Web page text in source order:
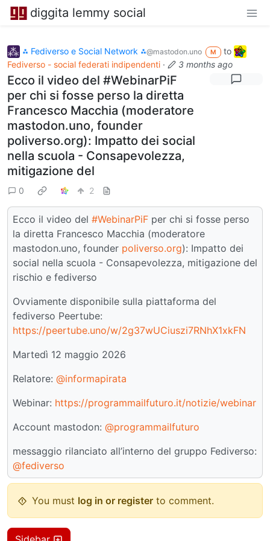
diggita lemmy social
⁂ Fediverso e Social Network ⁂@mastodon.uno M
to
Fediverso - social federati indipendenti · 3 months ago
Ecco il video del #WebinarPiF
per chi si fosse perso la diretta
Francesco Macchia (moderatore
mastodon.uno, founder
poliverso.org): Impatto dei social
nella scuola - Consapevolezza,
mitigazione del
0 2
Ecco il video del #WebinarPiF per chi si fosse perso
la diretta Francesco Macchia (moderatore
mastodon.uno, founder poliverso.org): Impatto dei
social nella scuola - Consapevolezza, mitigazione del
rischio e fediverso
Ovviamente disponibile sulla piattaforma del
fediverso Peertube:
https://peertube.uno/w/2g37wUCiuszi7RNhX1xkFN
Martedì 12 maggio 2026
Relatore: @informapirata
Webinar: https://programmailfuturo.it/notizie/webinar
Account mastodon: @programmailfuturo
messaggio rilanciato all’interno del gruppo Fediverso:
@fediverso
You must log in or register to comment.